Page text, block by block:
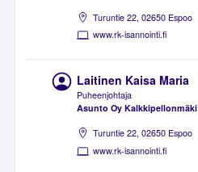
Turuntie 22, 02650 Espoo
www.rk-isannointi.fi
Laitinen Kaisa Maria
Puheenjohtaja
Asunto Oy Kalkkipellonmäki
Turuntie 22, 02650 Espoo
www.rk-isannointi.fi